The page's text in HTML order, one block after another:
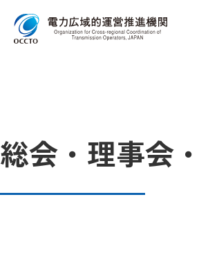
Top 総会・理事会・評議員会
総会・理事会